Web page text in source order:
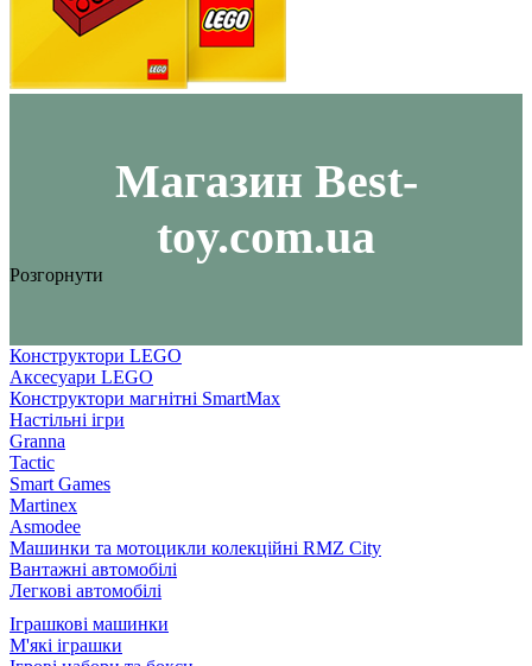
Maгазин Best-
toy.com.ua
Розгорнути
Конструктори LEGO
Аксесуари LEGO
Конструктори магнітні SmartMax
Настільні ігри
Granna
Tactic
Smart Games
Martinex
Asmodee
Машинки та мотоцикли колекційні RMZ City
Вантажні автомобілі
Легкові автомобілі
Іграшкові машинки
М'які іграшки